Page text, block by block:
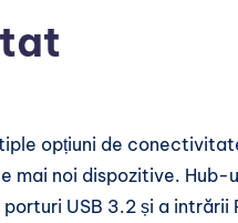
opțiuni de
mai noi dispozitive. Hub-
USB 3.2 și a